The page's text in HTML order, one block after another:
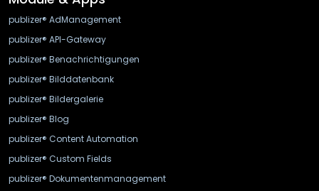
publizer® AdManagement
publizer® API-Gateway
publizer® Benachrichtigungen
publizer® Bilddatenbank
publizer® Bildergalerie
publizer® Blog
publizer® Content Automation
publizer® Custom Fields
publizer® Dokumentenmanagement